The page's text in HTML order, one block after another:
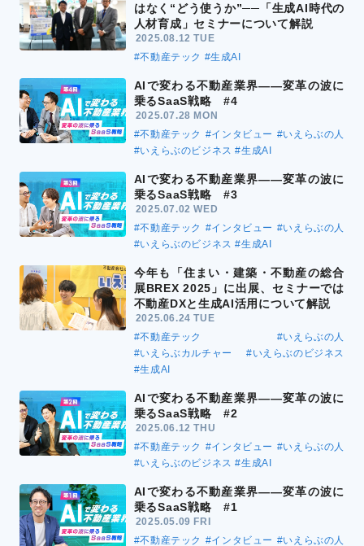
はなく“どう使うか”──「生成AI時代の
人材育成」セミナーについて解説
2025.08.12 TUE
#不動産テック #生成AI
AIで変わる不動産業界――変革の波に
乗るSaaS戦略 #4
2025.07.28 MON
#不動産テック #インタビュー #いえらぶの人
#いえらぶのビジネス #生成AI
AIで変わる不動産業界――変革の波に
乗るSaaS戦略 #3
2025.07.02 WED
#不動産テック #インタビュー #いえらぶの人
#いえらぶのビジネス #生成AI
今年も「住まい・建築・不動産の総合
展BREX 2025」に出展、セミナーでは
不動産DXと生成AI活用について解説
2025.06.24 TUE
#不動産テック
#いえらぶの人
#いえらぶカルチャー
#いえらぶのビジネス
#生成AI
AIで変わる不動産業界――変革の波に
乗るSaaS戦略 #2
2025.06.12 THU
#不動産テック #インタビュー #いえらぶの人
#いえらぶのビジネス #生成AI
AIで変わる不動産業界――変革の波に
乗るSaaS戦略 #1
2025.05.09 FRI
#不動産テック #インタビュー #いえらぶの人